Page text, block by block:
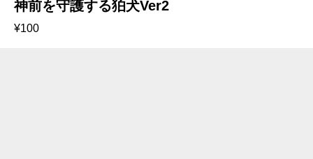
神前を守護する狛犬Ver2
¥100